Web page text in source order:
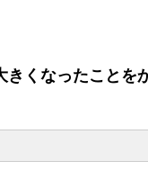
くなったことを